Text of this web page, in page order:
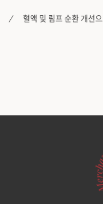
혈액 및 림프 순환 개선